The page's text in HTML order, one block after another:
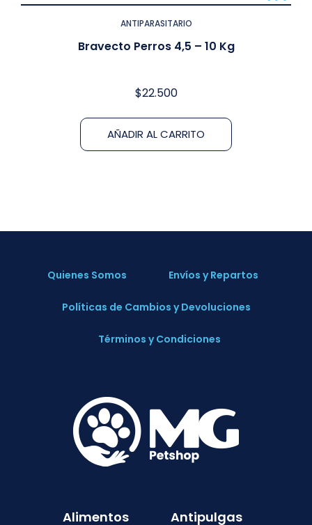
ANTIPARASITARIO
Bravecto Perros 4,5 – 10 Kg
$22.500
AÑADIR AL CARRITO
Quienes Somos Envíos y Repartos
Políticas de Cambios y Devoluciones
Términos y Condiciones
Alimentos
Antipulgas